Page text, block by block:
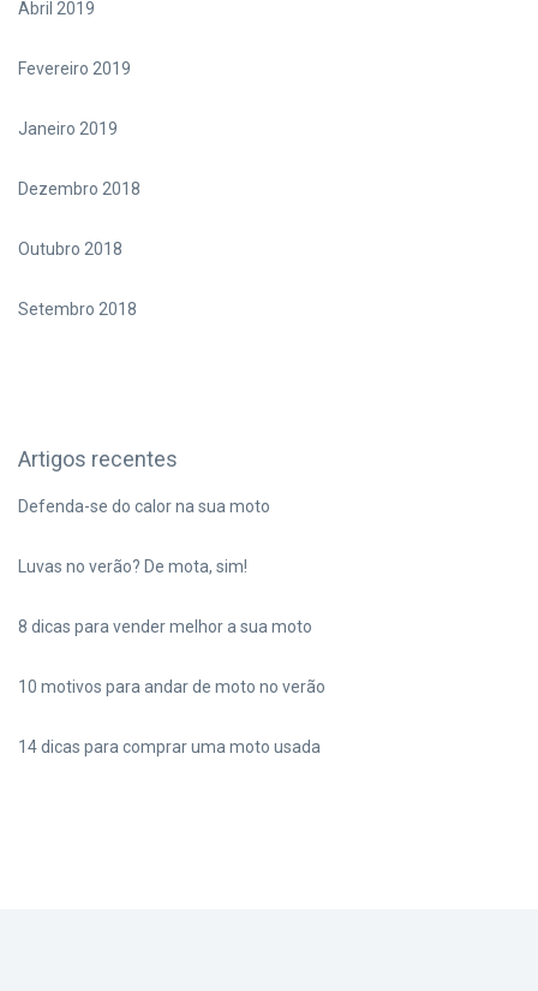
Abril 2019
Fevereiro 2019
Janeiro 2019
Dezembro 2018
Outubro 2018
Setembro 2018
Artigos recentes
Defenda-se do calor na sua moto
Luvas no verão? De mota, sim!
8 dicas para vender melhor a sua moto
10 motivos para andar de moto no verão
14 dicas para comprar uma moto usada